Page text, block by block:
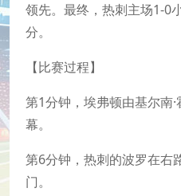
领先。最终，热刺主场1-0
分。
【比赛过程】
第1分钟，埃弗顿由基尔南
幕。
第6分钟，热刺的波罗在右
门。